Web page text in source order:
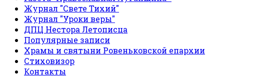
Журнал "Свете Тихий"
Журнал "Уроки веры"
ДПЦ Нестора Летописца
Популярные записи
Храмы и святыни Ровеньковской епархии
Стиховизор
Контакты